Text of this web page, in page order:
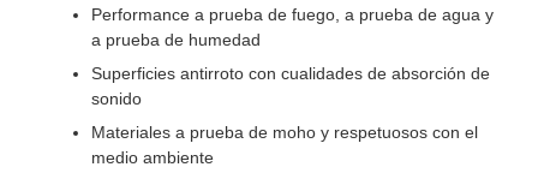
Performance a prueba de fuego, a prueba de agua y
a prueba de humedad
Superficies antirroto con cualidades de absorción de
sonido
Materiales a prueba de moho y respetuosos con el
medio ambiente